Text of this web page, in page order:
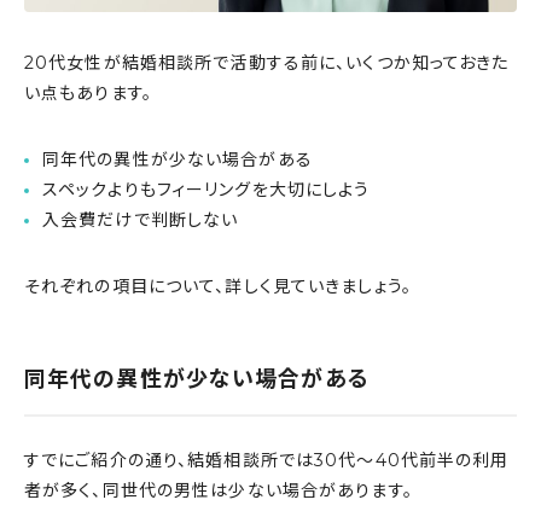
20代女性が結婚相談所で活動する前に、いくつか知っておきた
い点もあります。
同年代の異性が少ない場合がある
スペックよりもフィーリングを大切にしよう
入会費だけで判断しない
それぞれの項目について、詳しく見ていきましょう。
同年代の異性が少ない場合がある
すでにご紹介の通り、結婚相談所では30代〜40代前半の利用
者が多く、同世代の男性は少ない場合があります。